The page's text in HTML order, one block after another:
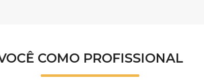
COMO PROFISSIONAL